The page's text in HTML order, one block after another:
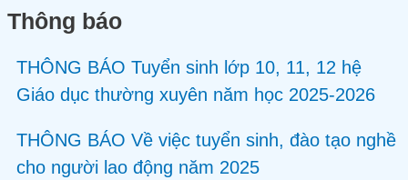
Thông báo
THÔNG BÁO Tuyển sinh lớp 10, 11, 12 hệ
Giáo dục thường xuyên năm học 2025-2026
THÔNG BÁO Về việc tuyển sinh, đào tạo nghề
cho người lao động năm 2025